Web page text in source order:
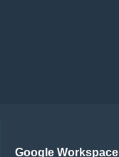
Google Workspace